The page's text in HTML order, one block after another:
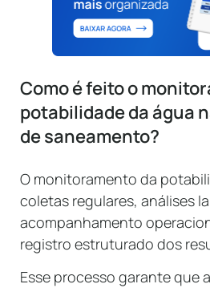
Como é feito o
potabilidade da água
de saneamento?
O monitoramento da
coletas regulares, análises
acompanhamento
registro estruturado dos
Esse processo garante que